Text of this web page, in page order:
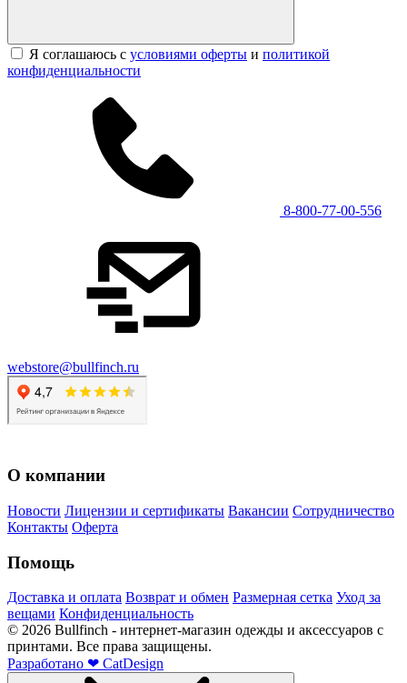
Я соглашаюсь с условиями оферты и политикой
конфиденциальности
8-800-77-00-556
webstore@bullfinch.ru
О компании
Новости Лицензии и сертификаты Вакансии Сотрудничество
Контакты Оферта
Помощь
Доставка и оплата Возврат и обмен Размерная сетка Уход за
вещами Конфиденциальность
© 2026 Bullfinch - интернет-магазин одежды и аксессуаров с
принтами. Все права защищены.
Разработано ❤ CatDesign